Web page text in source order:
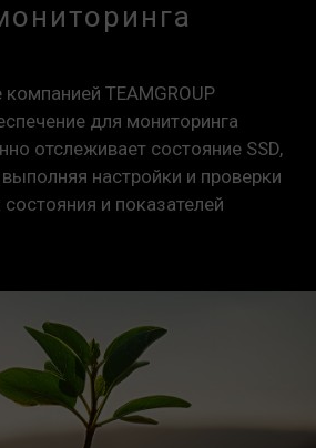
TEAMGROUP
для мониторинга
отслеживает состояние SSD,
настройки и проверки
и показателей